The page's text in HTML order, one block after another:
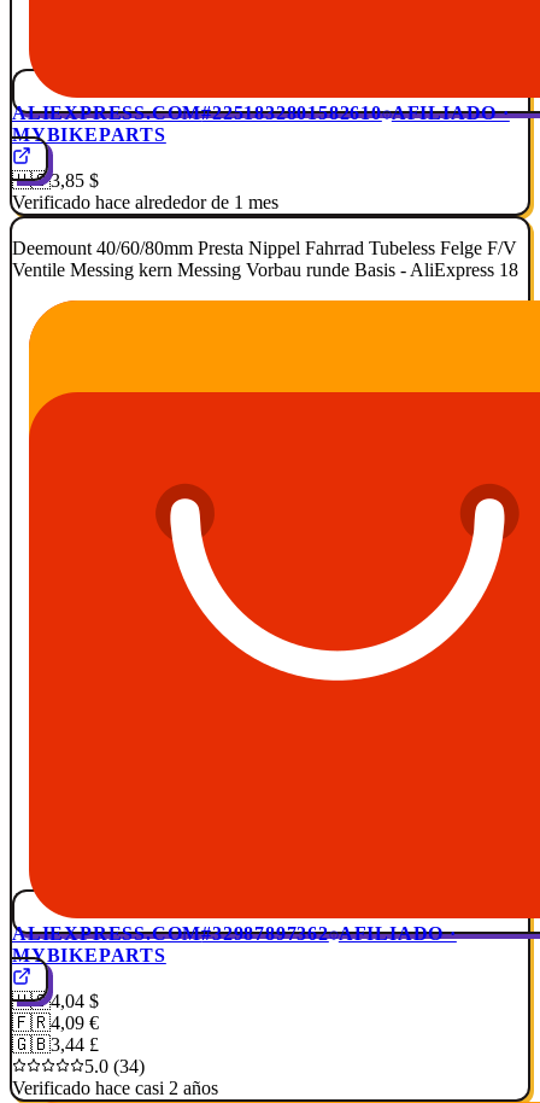
ALIEXPRESS.COM#2251832801582610 AFILIADO ·
MYBIKEPARTS
🇺🇸3,85 $
Verificado hace alrededor de 1 mes
Deemount 40/60/80mm Presta Nippel Fahrrad Tubeless Felge F/V
Ventile Messing kern Messing Vorbau runde Basis - AliExpress 18
ALIEXPRESS.COM#32987897362 AFILIADO ·
MYBIKEPARTS
🇺🇸4,04 $
🇫🇷4,09 €
🇬🇧3,44 £
5.0 (34)
Verificado hace casi 2 años